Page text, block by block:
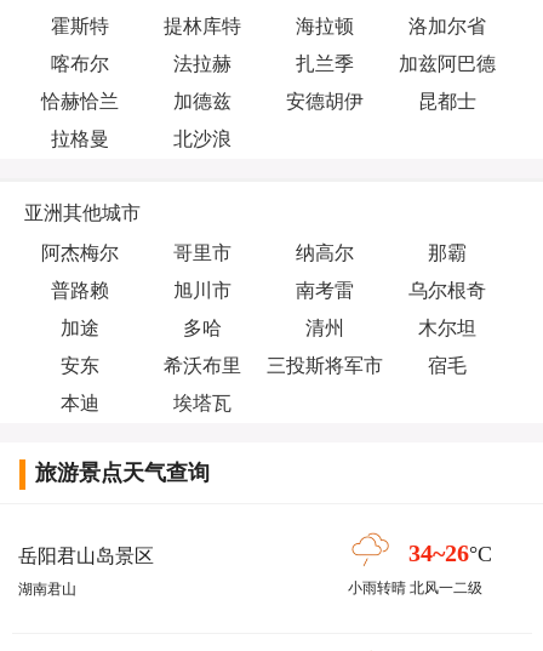
霍斯特
提林库特 海拉顿
洛加尔省
喀布尔
法拉赫 扎兰季
加兹阿巴德
恰赫恰兰
加德兹 安德胡伊
昆都士
拉格曼
北沙浪
亚洲其他城市
阿杰梅尔
哥里市 纳高尔
那霸
普路赖
旭川市 南考雷
乌尔根奇
加途
多哈 清州
木尔坦
安东
希沃布里 三投斯将军市
宿毛
本迪
埃塔瓦
旅游景点天气查询
岳阳君山岛景区
湖南君山
34~26°C
小雨转晴 北风一二级